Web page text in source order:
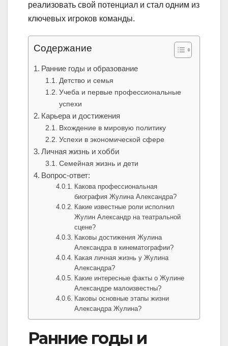
реализовать свой потенциал и стал одним из
ключевых игроков команды.
Содержание
Ранние годы и образование
Детство и семья
Учеба и первые профессиональные
успехи
Карьера и достижения
Вхождение в мировую политику
Успехи в экономической сфере
Личная жизнь и хобби
Семейная жизнь и дети
Вопрос-ответ:
Какова профессиональная
биография Жулина Александра?
Какие известные роли исполнил
Жулин Александр на театральной
сцене?
Каковы достижения Жулина
Александра в кинематографии?
Какая личная жизнь у Жулина
Александра?
Какие интересные факты о Жулине
Александре малоизвестны?
Каковы основные этапы жизни
Александра Жулина?
Ранние годы и